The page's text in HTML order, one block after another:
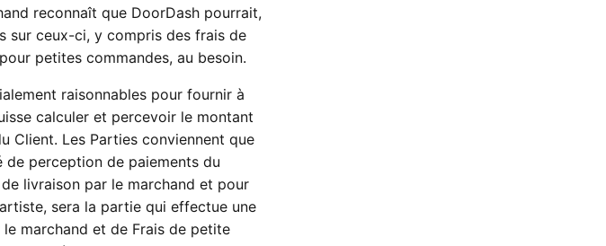
reconnaît que DoorDash pourrait,
sur ceux-ci, y compris des frais de
petites commandes, au besoin.
raisonnables pour fournir à
calculer et percevoir le montant
Client. Les Parties conviennent que
perception de paiements du
livraison par le marchand et pour
sera la partie qui effectue une
marchand et de Frais de petite